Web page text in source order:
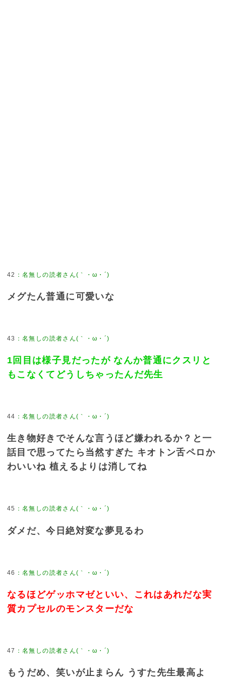
42 ：名無しの読者さん(｀・ω・´)
メグたん普通に可愛いな
43 ：名無しの読者さん(｀・ω・´)
1回目は様子見だったが なんか普通にクスリと
もこなくてどうしちゃったんだ先生
44 ：名無しの読者さん(｀・ω・´)
生き物好きでそんな言うほど嫌われるか？と一
話目で思ってたら当然すぎた キオトン舌ペロか
わいいね 植えるよりは消してね
45 ：名無しの読者さん(｀・ω・´)
ダメだ、今日絶対変な夢見るわ
46 ：名無しの読者さん(｀・ω・´)
なるほどゲッホマゼといい、これはあれだな実
質カプセルのモンスターだな
47 ：名無しの読者さん(｀・ω・´)
もうだめ、笑いが止まらん うすた先生最高よ